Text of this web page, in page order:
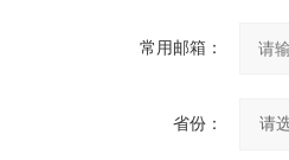
常用邮箱：
省份：